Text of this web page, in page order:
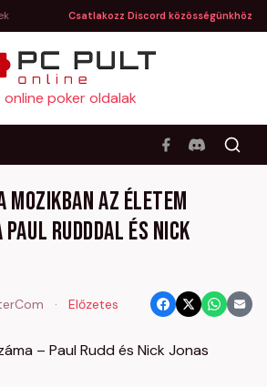
Csatlakozz Discord közösségünkhöz
az Életem
Rudddal és Nick
· Előzetes